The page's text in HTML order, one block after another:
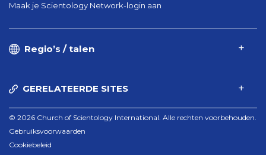
Maak je Scientology Network-login aan
Regio’s / talen
GERELATEERDE SITES
© 2026 Church of Scientology International. Alle rechten voorbehouden.
Gebruiksvoorwaarden
Cookiebeleid